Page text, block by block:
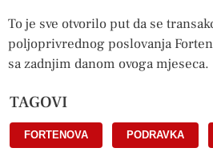
To je sve otvorilo put da se
poljoprivrednog poslovanja
sa zadnjim danom ovoga mjeseca.
TAGOVI
FORTENOVA PODRAVKA